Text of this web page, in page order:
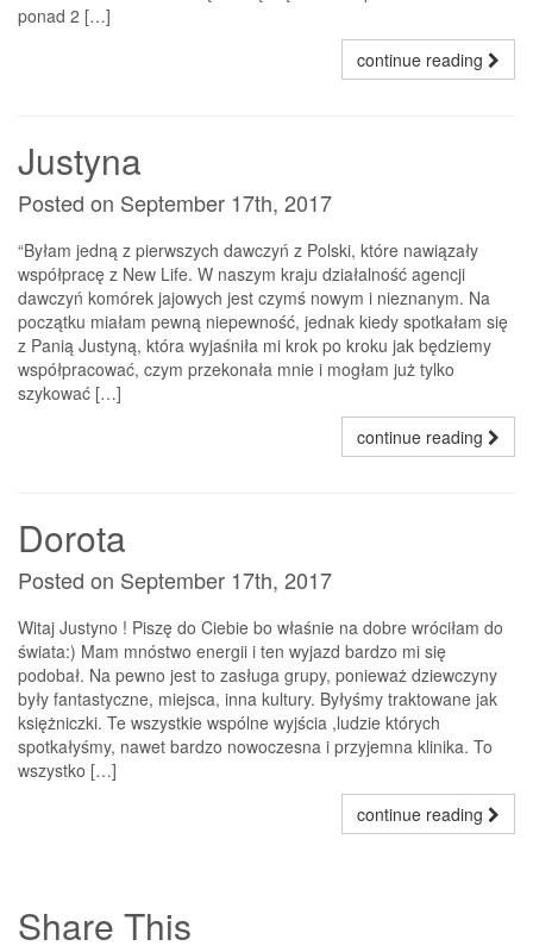
ponad 2 […]
continue reading
Justyna
Posted on September 17th, 2017
“Byłam jedną z pierwszych dawczyń z Polski, które nawiązały
współpracę z New Life. W naszym kraju działalność agencji
dawczyń komórek jajowych jest czymś nowym i nieznanym. Na
początku miałam pewną niepewność, jednak kiedy spotkałam się
z Panią Justyną, która wyjaśniła mi krok po kroku jak będziemy
współpracować, czym przekonała mnie i mogłam już tylko
szykować […]
continue reading
Dorota
Posted on September 17th, 2017
Witaj Justyno ! Piszę do Ciebie bo właśnie na dobre wróciłam do
świata:) Mam mnóstwo energii i ten wyjazd bardzo mi się
podobał. Na pewno jest to zasługa grupy, ponieważ dziewczyny
były fantastyczne, miejsca, inna kultury. Byłyśmy traktowane jak
księżniczki. Te wszystkie wspólne wyjścia ,ludzie których
spotkałyśmy, nawet bardzo nowoczesna i przyjemna klinika. To
wszystko […]
continue reading
Share This